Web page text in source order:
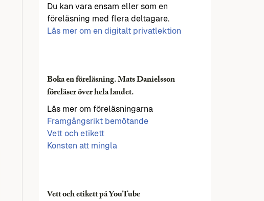
Du kan vara ensam eller som en
föreläsning med flera deltagare.
Läs mer om en digitalt privatlektion
Boka en föreläsning. Mats Danielsson
föreläser över hela landet.
Läs mer om föreläsningarna
Framgångsrikt bemötande
Vett och etikett
Konsten att mingla
Vett och etikett på YouTube